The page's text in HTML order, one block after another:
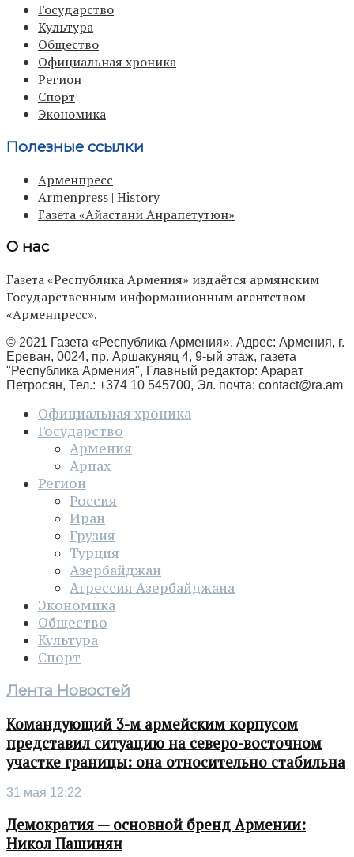
Государство
Культура
Общество
Официальная хроника
Регион
Спорт
Экономика
Полезные ссылки
Арменпресс
Armenpress | History
Газета «Айастани Анрапетутюн»
О нас
Газета «Республика Армения» издаётся армянским
Государственным информационным агентством
«Арменпресс».
© 2021 Газета «Республика Армения». Адрес: Армения, г.
Ереван, 0024, пр. Аршакуняц 4, 9-ый этаж, газета
"Республика Армения", Главный редактор: Арарат
Петросян, Тел.: +374 10 545700, Эл. почта: contact@ra.am
Официальная хроника
Государство
Армения
Арцах
Регион
Россия
Иран
Грузия
Турция
Азербайджан
Агрессия Азербайджана
Экономика
Общество
Культура
Спорт
Лента Новостей
Командующий 3-м армейским корпусом
представил ситуацию на северо-восточном
участке границы: она относительно стабильна
31 мая 12:22
Демократия — основной бренд Армении:
Никол Пашинян